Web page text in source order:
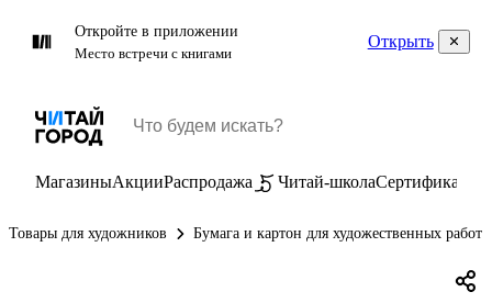
Откройте в приложении
Место встречи с книгами
Открыть
МагазиныАкцииРаспродажа Читай-школаСертификаты
Товары для художников Бумага и картон для художественных работ